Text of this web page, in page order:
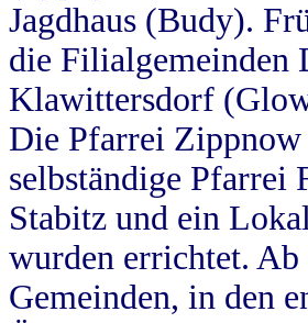
Jagdhaus (Budy).
die Filialgemeinden
Klawittersdorf
Die Pfarrei Zippnow
selbständige
Stabitz und ein
wurden errichtet.
Gemeinden, in den